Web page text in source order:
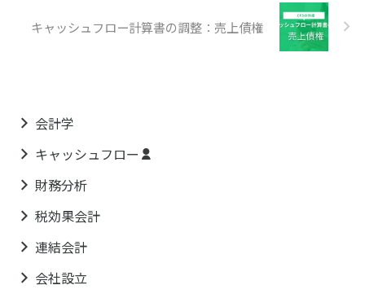
キャッシュフロー計算書の調整：売上債権
会計学
キャッシュフロー
財務分析
税効果会計
連結会計
会社設立